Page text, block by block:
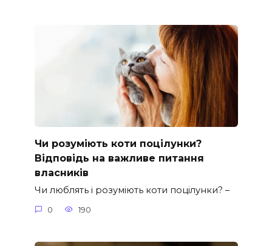
Чи розуміють коти поцілунки?
Відповідь на важливе питання
власників
Чи люблять і розуміють коти поцілунки? –
0 190